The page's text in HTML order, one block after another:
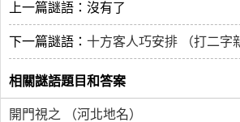
上一篇謎語：沒有了
下一篇謎語： 十方客人巧安排 （打二字
相關謎語題目和答案
開門視之 （河北地名）